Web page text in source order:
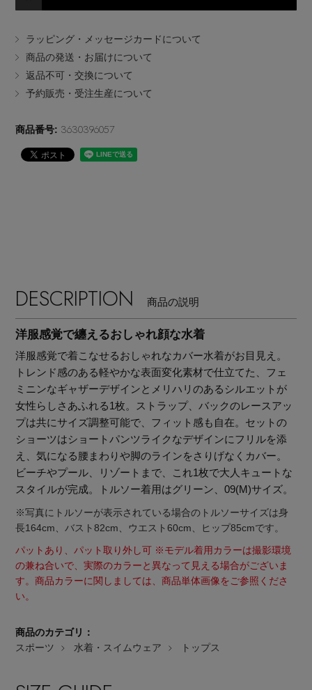
チャーム・ストラップ
EDITOR'S CLOSET
メルマガ PICKUP
【エディターズ・エッセンシャル】
ラッピング・メッセージカードについて
商品の発送・お届けについて
返品不可・交換について
予約販売・受注生産について
商品番号: 3630396057
DESCRIPTION 商品の説明
洋服感覚で纏えるおしゃれ顔な水着
洋服感覚で着こなせるおしゃれなカバー水着がお目見え。
トレンド感のある軽やかな表面変化素材で仕立てた、フェ
ミニンなギャザーデザインとメリハリのあるシルエットが
女性らしさあふれる1枚。ストラップ、バックのレースアッ
プは共にサイズ調整可能で、フィット感も自在。セットの
ショーツはショートパンツライクなデザインにフリルを添
え、気になる腰まわりや脚のラインをさりげなくカバー。
ビーチやプール、リゾートまで、これ1枚で大人キュートな
スタイルが完成。トルソー着用はグリーン、09(M)サイズ。
※写真にトルソーが表示されている場合のトルソーサイズは身
長164cm、バスト82cm、ウエスト60cm、ヒップ85cmです。
パットあり、パット取り外し可 ※モデル着用カラーは撮影環境
の兼ね合いで、実際のカラーと異なって見える場合がございま
す。商品カラーに関しましては、商品単体画像をご参照くださ
い。
商品のカテゴリ：
スポーツ
水着・スイムウェア トップス